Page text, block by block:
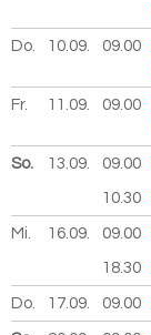
Do. 10.09. 2026
09.00
Fr. 11.09. 2026
09.00
So. 13.09. 2026
09.00
10.30
Mi. 16.09. 2026
09.00
18.30
Do. 17.09. 2026
09.00